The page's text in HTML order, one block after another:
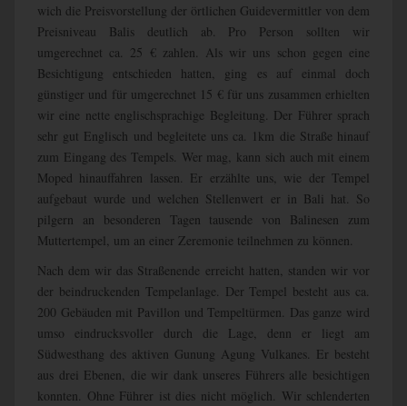
wich die Preisvorstellung der örtlichen Guidevermittler von dem
Preisniveau Balis deutlich ab. Pro Person sollten wir
umgerechnet ca. 25 € zahlen. Als wir uns schon gegen eine
Besichtigung entschieden hatten, ging es auf einmal doch
günstiger und für umgerechnet 15 € für uns zusammen erhielten
wir eine nette englischsprachige Begleitung. Der Führer sprach
sehr gut Englisch und begleitete uns ca. 1km die Straße hinauf
zum Eingang des Tempels. Wer mag, kann sich auch mit einem
Moped hinauffahren lassen. Er erzählte uns, wie der Tempel
aufgebaut wurde und welchen Stellenwert er in Bali hat. So
pilgern an besonderen Tagen tausende von Balinesen zum
Muttertempel, um an einer Zeremonie teilnehmen zu können.
Nach dem wir das Straßenende erreicht hatten, standen wir vor
der beindruckenden Tempelanlage. Der Tempel besteht aus ca.
200 Gebäuden mit Pavillon und Tempeltürmen. Das ganze wird
umso eindrucksvoller durch die Lage, denn er liegt am
Südwesthang des aktiven Gunung Agung Vulkanes. Er besteht
aus drei Ebenen, die wir dank unseres Führers alle besichtigen
konnten. Ohne Führer ist dies nicht möglich. Wir schlenderten